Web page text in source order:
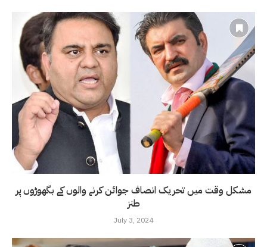
مشکل وقت میں تحریک انصاف جوائن کرنے والوں کے بگھوڑوں پر
طنز
July 3, 2024